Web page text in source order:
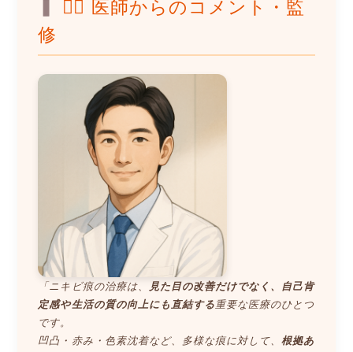
👨‍⚕️ 医師からのコメント・監
修
「ニキビ痕の治療は、
見た目の改善だけでなく、自己肯
定感や生活の質の向上にも直結する重要な医療のひとつ
です。
凹凸・赤み・色素沈着など、多様な痕に対して、根拠あ